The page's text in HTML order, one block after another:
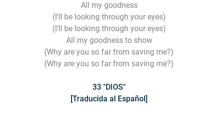
All my goodness
(I’ll be looking through your eyes)
(I’ll be looking through your eyes)
All my goodness to show
(Why are you so far from saving me?)
(Why are you so far from saving me?)
33 "DIOS"
[Traducida al Español]